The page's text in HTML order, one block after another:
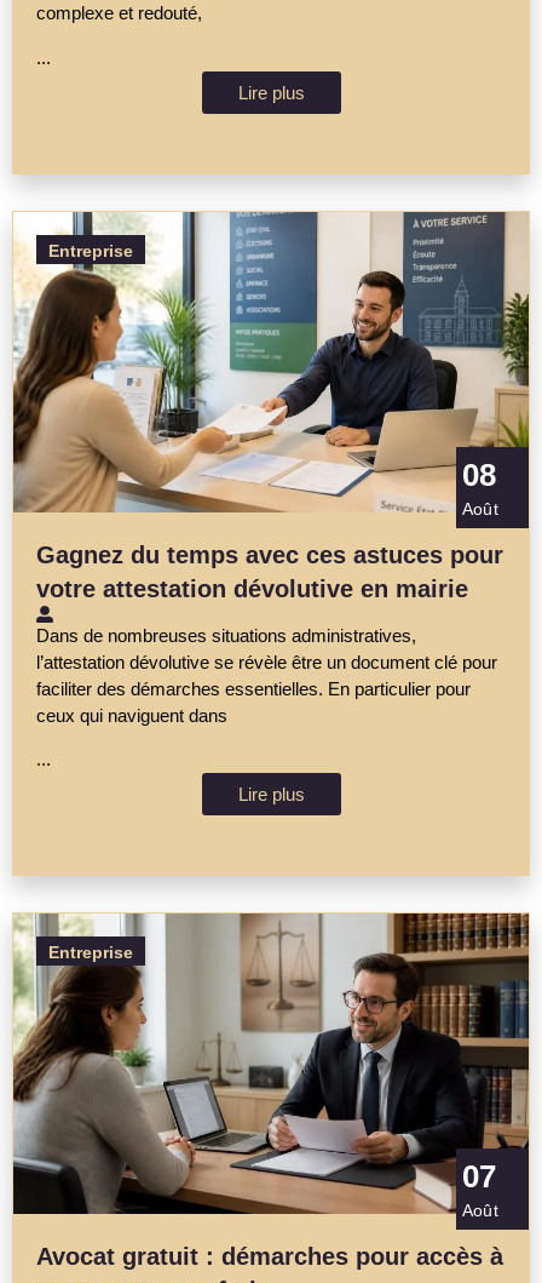
complexe et redouté,
...
Lire plus
Entreprise
08
Août
Gagnez du temps avec ces astuces pour
votre attestation dévolutive en mairie
Dans de nombreuses situations administratives,
l’attestation dévolutive se révèle être un document clé pour
faciliter des démarches essentielles. En particulier pour
ceux qui naviguent dans
...
Lire plus
Entreprise
07
Août
Avocat gratuit : démarches pour accès à